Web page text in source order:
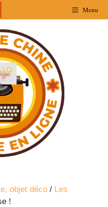
Menu
objet déco / Les
!